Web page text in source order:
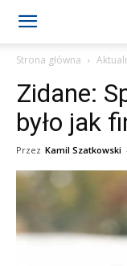
Strona główna
Zidane:
było jak
Przez Kamil Szatkowski